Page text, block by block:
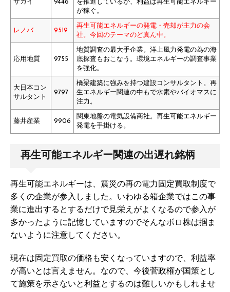
サカイ 9446
を推進しているが、利益は再生可能エネルギー
が稼ぐ。
レノバ 9519
再生可能エネルギーの発電・売却が主力の会
社。今回のテーマのど真ん中。
応用地質 9755
地質調査の最大手企業。洋上風力発電の為の海
底探査もおこなう。環境エネルギーの調査事業
を強化。
大日本コン
サルタント
9797
橋梁建築に強みを持つ建設コンサルタント。再
生エネルギー関連の中もで水素やバイオマスに
注力。
藤井産業 9906
関東地盤の電気設備商社。再生可能エネルギー
発電を手掛ける。
再生可能エネルギー関連の出遅れ銘柄
再生可能エネルギーは、震災の再の電力固定買取制度で
多くの企業が参入しました。いわゆる箱企業ではこの事
業に進出するとするだけで見栄えがよくなるので参入が
多かったように記憶していますのでそんなボロ株は掴ま
ないように注意してください。
現在は固定買取の価格も安くなっていますので、利益率
が高いとは言えません。なので、今後菅政権が国策とし
て施策を示さないと利益とするのは難しいかもしれませ